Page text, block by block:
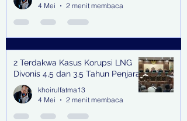
4 Mei
2 menit membaca
2 Terdakwa Kasus Korupsi LNG
Divonis 4,5 dan 3,5 Tahun Penjara
khoirulfatma13
4 Mei
2 menit membaca